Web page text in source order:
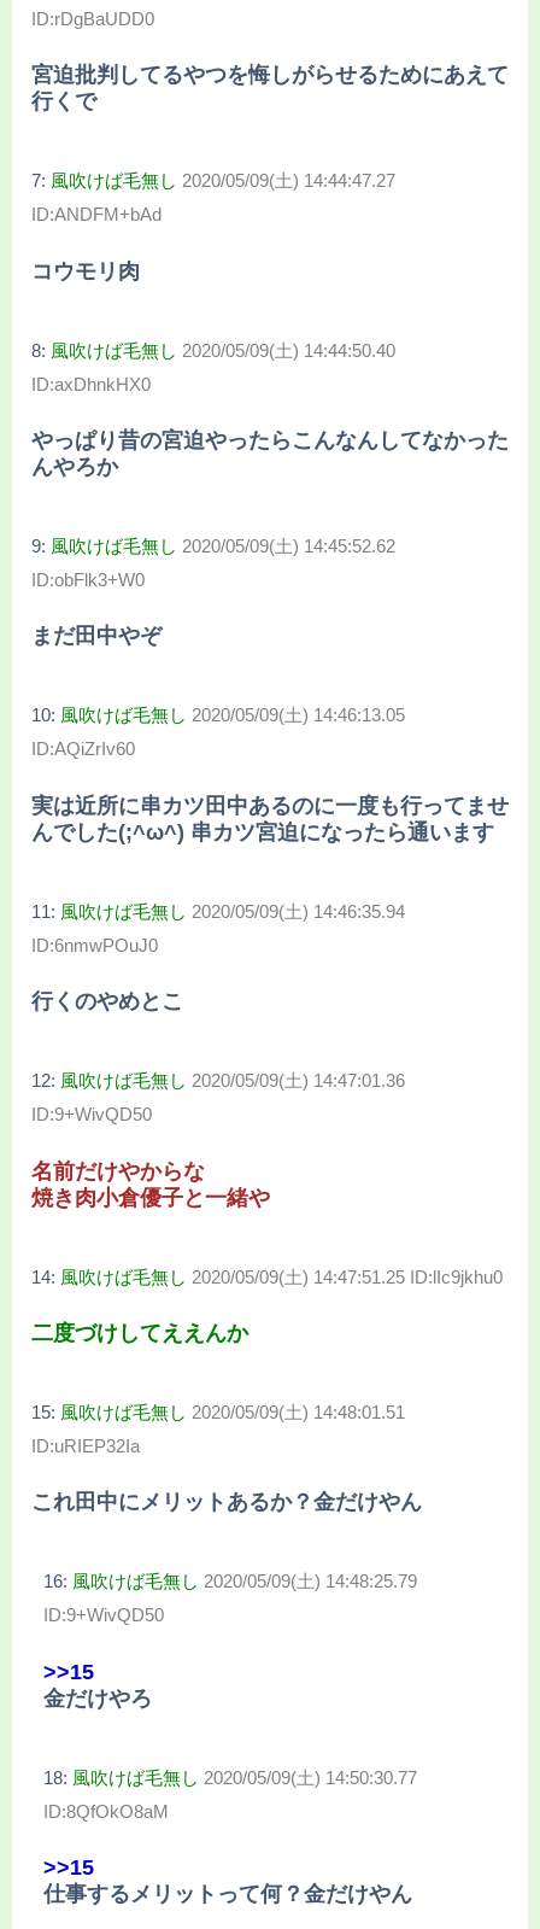
ID:rDgBaUDD0
宮迫批判してるやつを悔しがらせるためにあえて
行くで
7: 風吹けば毛無し 2020/05/09(土) 14:44:47.27
ID:ANDFM+bAd
コウモリ肉
8: 風吹けば毛無し 2020/05/09(土) 14:44:50.40
ID:axDhnkHX0
やっぱり昔の宮迫やったらこんなんしてなかった
んやろか
9: 風吹けば毛無し 2020/05/09(土) 14:45:52.62
ID:obFlk3+W0
まだ田中やぞ
10: 風吹けば毛無し 2020/05/09(土) 14:46:13.05
ID:AQiZrIv60
実は近所に串カツ田中あるのに一度も行ってませ
んでした(;^ω^) 串カツ宮迫になったら通います
11: 風吹けば毛無し 2020/05/09(土) 14:46:35.94
ID:6nmwPOuJ0
行くのやめとこ
12: 風吹けば毛無し 2020/05/09(土) 14:47:01.36
ID:9+WivQD50
名前だけやからな
焼き肉小倉優子と一緒や
14: 風吹けば毛無し 2020/05/09(土) 14:47:51.25 ID:lIc9jkhu0
二度づけしてええんか
15: 風吹けば毛無し 2020/05/09(土) 14:48:01.51
ID:uRIEP32Ia
これ田中にメリットあるか？金だけやん
16: 風吹けば毛無し 2020/05/09(土) 14:48:25.79
ID:9+WivQD50
>>15
金だけやろ
18: 風吹けば毛無し 2020/05/09(土) 14:50:30.77
ID:8QfOkO8aM
>>15
仕事するメリットって何？金だけやん